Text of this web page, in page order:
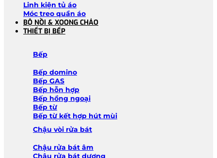
Linh kiện tủ áo
Móc treo quần áo
BỘ NỒI & XOONG CHẢO
THIẾT BỊ BẾP
Bếp
Bếp domino
Bếp GAS
Bếp hỗn hợp
Bếp hồng ngoại
Bếp từ
Bếp từ kết hợp hút mùi
Chậu vòi rửa bát
Chậu rửa bát âm
Chậu rửa bát dương